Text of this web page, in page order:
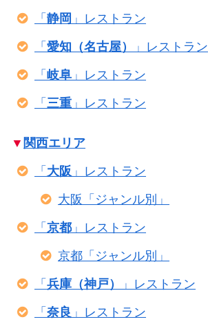
「 静岡 」レストラン
「 愛知（名古屋） 」レストラン
「 岐阜 」レストラン
「 三重 」レストラン
▼ 関西エリア
「 大阪 」レストラン
大阪「ジャンル別」
「 京都」レストラン
京都「ジャンル別」
「 兵庫（神戸） 」レストラン
「 奈良 」レストラン